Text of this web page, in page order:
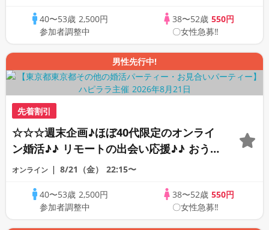
PARTY!!40〜53歳 2,500円
参加者調整中
38〜52歳 550円
〇女性急募‼
男性先行中!
先着割引
☆☆☆週末企画♪ほぼ40代限定のオンライ
ン婚活♪♪ リモートの出会い応援♪♪ おう
ちで乾杯しませんか♪♪ ☆全国の方が対象
PARTY!!
オンライン 8/21（金） 22:15〜
40〜53歳 2,500円
参加者調整中
38〜52歳 550円
〇女性急募‼